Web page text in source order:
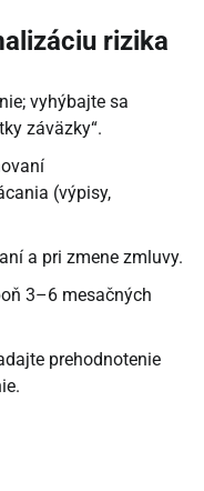
rizika
vyhýbajte sa
záväzky“.
(výpisy,
a pri zmene zmluvy.
3–6 mesačných
prehodnotenie